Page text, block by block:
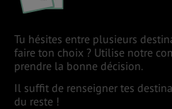
Tu hésites entre plusieurs
faire ton choix ? Utilise notre
prendre la bonne décision.
Il suffit de renseigner tes
du reste !